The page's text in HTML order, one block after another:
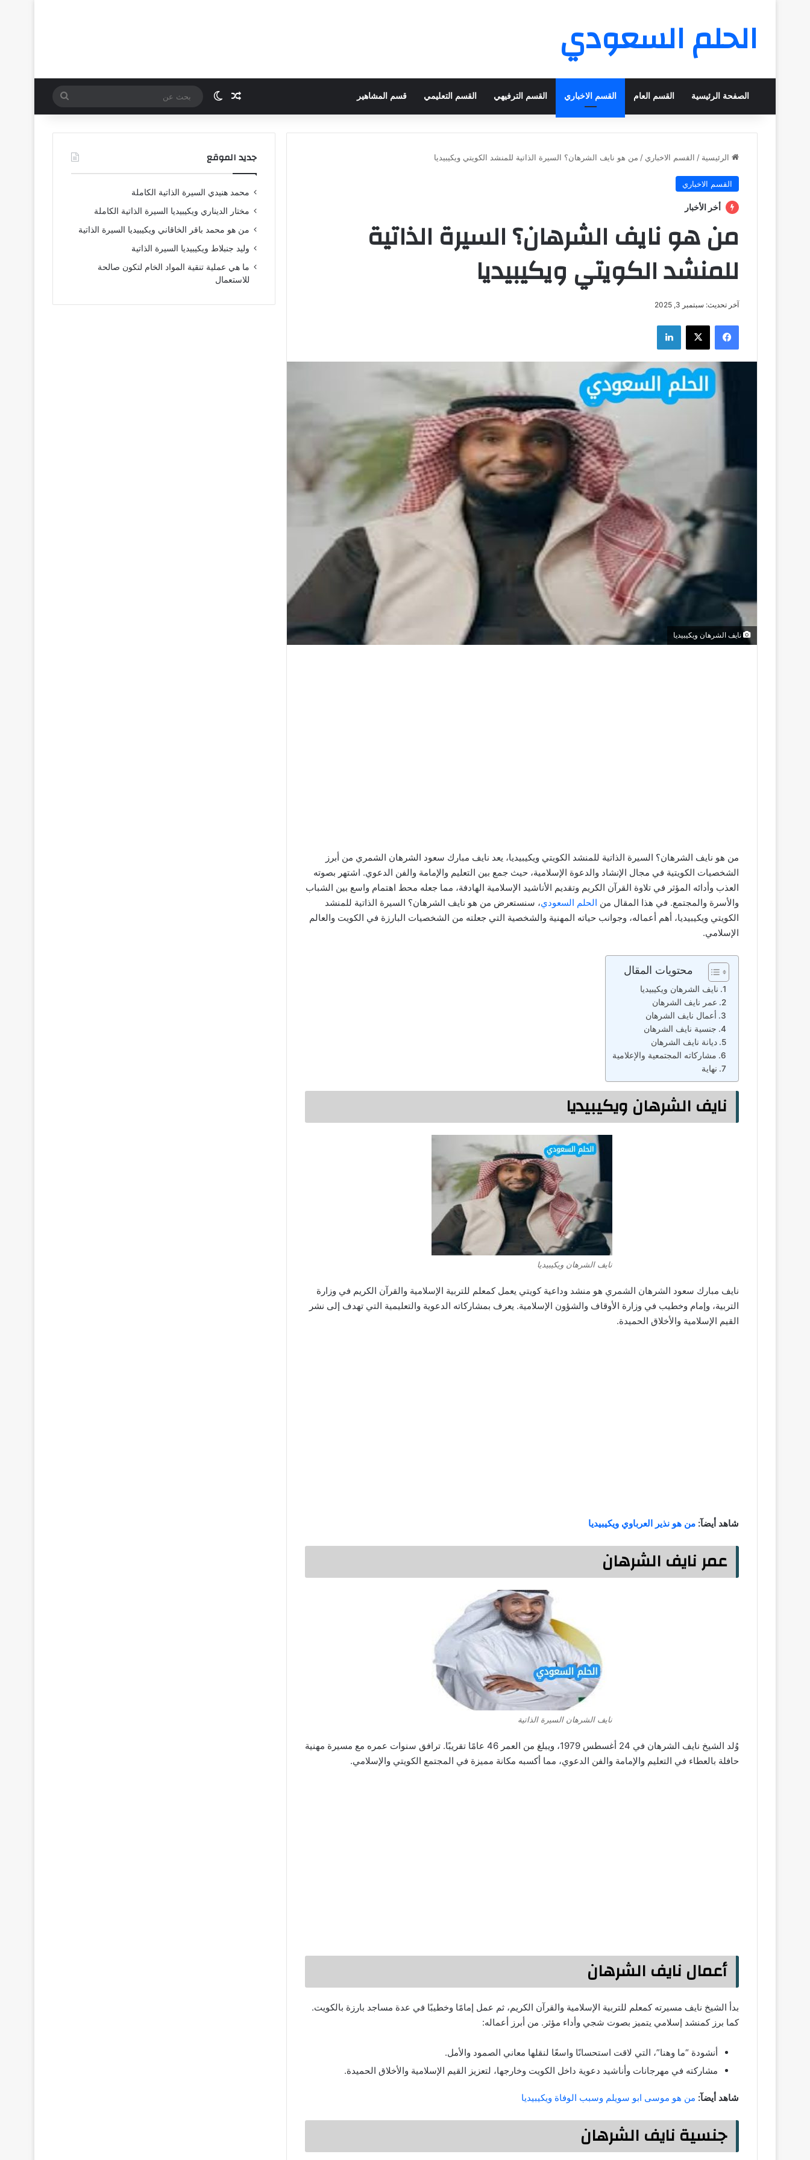
الحلم السعودي
الصفحة الرئيسية القسم العام القسم الاخباري القسم الترفيهي القسم التعليمي قسم المشاهير مقال عشوائي
الوضع المظلم
بحث
عن
الرئيسية / القسم الاخباري / من هو نايف الشرهان؟ السيرة الذاتية للمنشد الكويتي ويكيبيديا
القسم الاخباري
أخر الأخبار
من هو نايف الشرهان؟ السيرة الذاتية
للمنشد الكويتي ويكيبيديا
آخر تحديث: سبتمبر 3, 2025
فيسبوك ‫X لينكدإن
نايف الشرهان ويكيبيديا
من هو نايف الشرهان؟ السيرة الذاتية للمنشد الكويتي ويكيبيديا، يعد نايف مبارك سعود الشرهان الشمري من أبرز
الشخصيات الكويتية في مجال الإنشاد والدعوة الإسلامية، حيث جمع بين التعليم والإمامة والفن الدعوي. اشتهر بصوته
العذب وأدائه المؤثر في تلاوة القرآن الكريم وتقديم الأناشيد الإسلامية الهادفة، مما جعله محط اهتمام واسع بين الشباب
والأسرة والمجتمع. في هذا المقال من الحلم السعودي، سنستعرض من هو نايف الشرهان؟ السيرة الذاتية للمنشد
الكويتي ويكيبيديا، أهم أعماله، وجوانب حياته المهنية والشخصية التي جعلته من الشخصيات البارزة في الكويت والعالم
الإسلامي.
محتويات المقال
نايف الشرهان ويكيبيديا
عمر نايف الشرهان
أعمال نايف الشرهان
جنسية نايف الشرهان
ديانة نايف الشرهان
مشاركاته المجتمعية والإعلامية
نهاية
نايف الشرهان ويكيبيديا
نايف الشرهان ويكيبيديا
نايف مبارك سعود الشرهان الشمري هو منشد وداعية كويتي يعمل كمعلم للتربية الإسلامية والقرآن الكريم في وزارة
التربية، وإمام وخطيب في وزارة الأوقاف والشؤون الإسلامية. يعرف بمشاركاته الدعوية والتعليمية التي تهدف إلى نشر
القيم الإسلامية والأخلاق الحميدة.
شاهد أيضآ: من هو نذير العرباوي ويكيبيديا
عمر نايف الشرهان
نايف الشرهان السيرة الذاتية
وُلد الشيخ نايف الشرهان في 24 أغسطس 1979، ويبلغ من العمر 46 عامًا تقريبًا. ترافق سنوات عمره مع مسيرة مهنية
حافلة بالعطاء في التعليم والإمامة والفن الدعوي، مما أكسبه مكانة مميزة في المجتمع الكويتي والإسلامي.
أعمال نايف الشرهان
بدأ الشيخ نايف مسيرته كمعلم للتربية الإسلامية والقرآن الكريم، ثم عمل إمامًا وخطيبًا في عدة مساجد بارزة بالكويت.
كما برز كمنشد إسلامي يتميز بصوت شجي وأداء مؤثر. من أبرز أعماله:
أنشودة “ما وهنا”، التي لاقت استحسانًا واسعًا لنقلها معاني الصمود والأمل.
مشاركته في مهرجانات وأناشيد دعوية داخل الكويت وخارجها، لتعزيز القيم الإسلامية والأخلاق الحميدة.
شاهد أيضآ: من هو موسى ابو سويلم وسبب الوفاة ويكيبيديا
جنسية نايف الشرهان
جديد الموقع
محمد هنيدي السيرة الذاتية الكاملة
مختار الديناري ويكيبيديا السيرة الذاتية الكاملة
من هو محمد باقر الخاقاني ويكيبيديا السيرة الذاتية
وليد جنبلاط ويكيبيديا السيرة الذاتية
ما هي عملية تنقية المواد الخام لتكون صالحة
للاستعمال